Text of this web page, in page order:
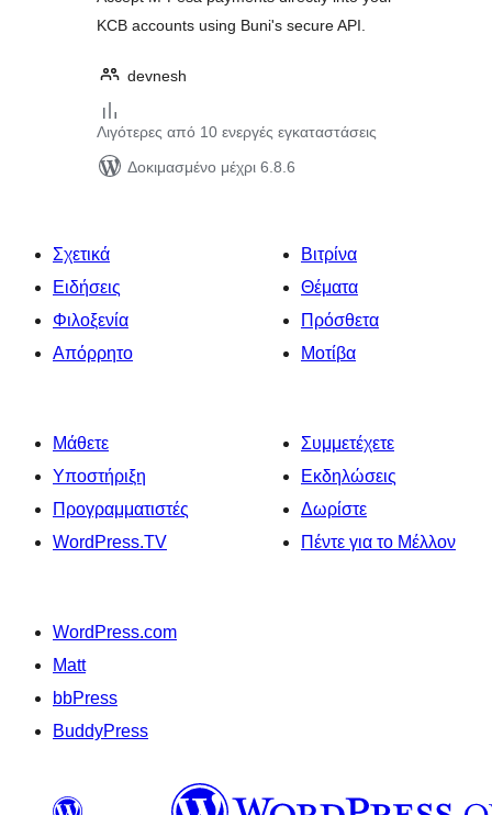
KCB accounts using Buni's secure API.
devnesh
Λιγότερες από 10 ενεργές εγκαταστάσεις
Δοκιμασμένο μέχρι 6.8.6
Σχετικά
Ειδήσεις
Φιλοξενία
Απόρρητο
Βιτρίνα
Θέματα
Πρόσθετα
Μοτίβα
Μάθετε
Υποστήριξη
Προγραμματιστές
WordPress.TV
Συμμετέχετε
Εκδηλώσεις
Δωρίστε
Πέντε για το Μέλλον
WordPress.com
Matt
bbPress
BuddyPress